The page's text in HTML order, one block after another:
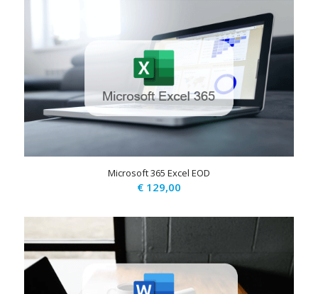
Microsoft 365 Excel EOD
€129,00